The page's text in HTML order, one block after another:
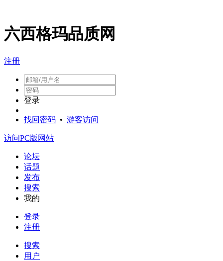
六西格玛品质网
注册
登录
找回密码 • 游客访问
访问PC版网站
论坛
话题
发布
搜索
我的
登录
注册
搜索
用户